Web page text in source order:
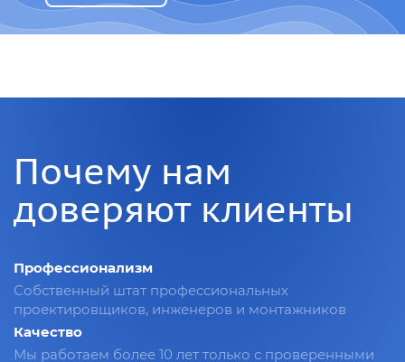
Почему нам
доверяют клиенты
Профессионализм
Собственный штат профессиональных
проектировщиков, инженеров и монтажников
Качество
Мы работаем более 10 лет только с проверенными